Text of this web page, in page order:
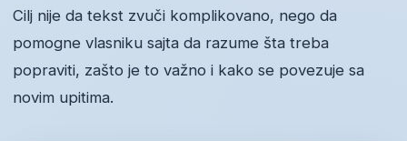
Cilj nije da tekst zvuči komplikovano, nego da
pomogne vlasniku sajta da razume šta treba
popraviti, zašto je to važno i kako se povezuje sa
novim upitima.